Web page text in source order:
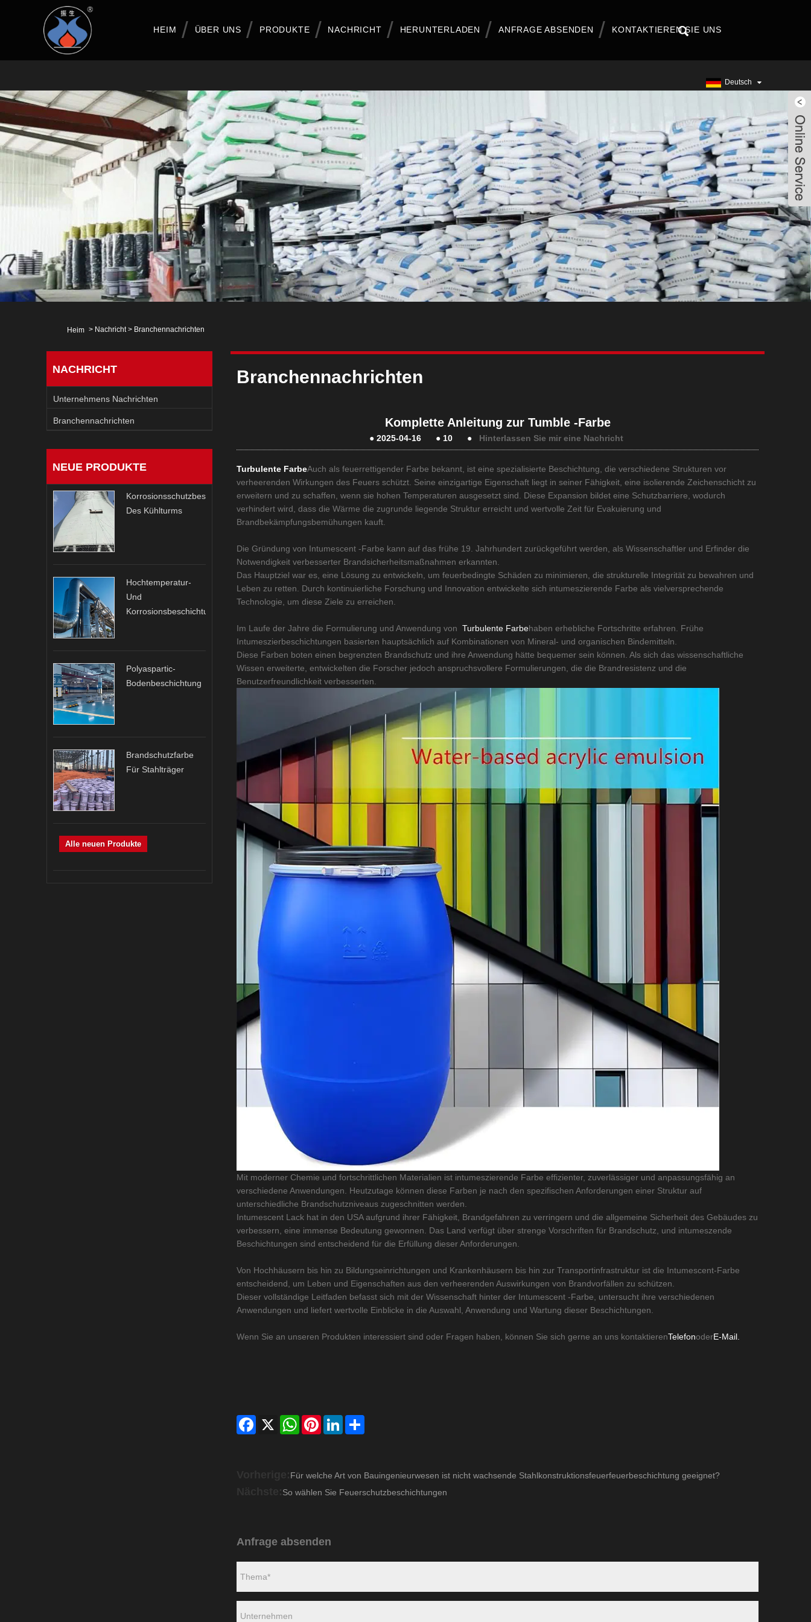
HEIM ÜBER UNS PRODUKTE NACHRICHT HERUNTERLADEN ANFRAGE ABSENDEN KONTAKTIEREN SIE UNS
Deutsch
Heim > Nachricht > Branchennachrichten
NACHRICHT
Unternehmens Nachrichten
Branchennachrichten
NEUE PRODUKTE
Korrosionsschutzbeschichtung
Des Kühlturms
Hochtemperatur-
Und
Korrosionsbeschichtungen
Polyaspartic-
Bodenbeschichtung
Brandschutzfarbe
Für Stahlträger
Alle neuen Produkte
Branchennachrichten
Komplette Anleitung zur Tumble -Farbe
● 2025-04-16 ● 10 ● Hinterlassen Sie mir eine Nachricht
Turbulente FarbeAuch als feuerrettigender Farbe bekannt, ist eine spezialisierte Beschichtung, die verschiedene Strukturen vor
verheerenden Wirkungen des Feuers schützt. Seine einzigartige Eigenschaft liegt in seiner Fähigkeit, eine isolierende Zeichenschicht zu
erweitern und zu schaffen, wenn sie hohen Temperaturen ausgesetzt sind. Diese Expansion bildet eine Schutzbarriere, wodurch
verhindert wird, dass die Wärme die zugrunde liegende Struktur erreicht und wertvolle Zeit für Evakuierung und
Brandbekämpfungsbemühungen kauft.
Die Gründung von Intumescent -Farbe kann auf das frühe 19. Jahrhundert zurückgeführt werden, als Wissenschaftler und Erfinder die
Notwendigkeit verbesserter Brandsicherheitsmaßnahmen erkannten.
Das Hauptziel war es, eine Lösung zu entwickeln, um feuerbedingte Schäden zu minimieren, die strukturelle Integrität zu bewahren und
Leben zu retten. Durch kontinuierliche Forschung und Innovation entwickelte sich intumeszierende Farbe als vielversprechende
Technologie, um diese Ziele zu erreichen.
Im Laufe der Jahre die Formulierung und Anwendung von Turbulente Farbehaben erhebliche Fortschritte erfahren. Frühe
Intumeszierbeschichtungen basierten hauptsächlich auf Kombinationen von Mineral- und organischen Bindemitteln.
Diese Farben boten einen begrenzten Brandschutz und ihre Anwendung hätte bequemer sein können. Als sich das wissenschaftliche
Wissen erweiterte, entwickelten die Forscher jedoch anspruchsvollere Formulierungen, die die Brandresistenz und die
Benutzerfreundlichkeit verbesserten.
Mit moderner Chemie und fortschrittlichen Materialien ist intumeszierende Farbe effizienter, zuverlässiger und anpassungsfähig an
verschiedene Anwendungen. Heutzutage können diese Farben je nach den spezifischen Anforderungen einer Struktur auf
unterschiedliche Brandschutzniveaus zugeschnitten werden.
Intumescent Lack hat in den USA aufgrund ihrer Fähigkeit, Brandgefahren zu verringern und die allgemeine Sicherheit des Gebäudes zu
verbessern, eine immense Bedeutung gewonnen. Das Land verfügt über strenge Vorschriften für Brandschutz, und intumeszende
Beschichtungen sind entscheidend für die Erfüllung dieser Anforderungen.
Von Hochhäusern bis hin zu Bildungseinrichtungen und Krankenhäusern bis hin zur Transportinfrastruktur ist die Intumescent-Farbe
entscheidend, um Leben und Eigenschaften aus den verheerenden Auswirkungen von Brandvorfällen zu schützen.
Dieser vollständige Leitfaden befasst sich mit der Wissenschaft hinter der Intumescent -Farbe, untersucht ihre verschiedenen
Anwendungen und liefert wertvolle Einblicke in die Auswahl, Anwendung und Wartung dieser Beschichtungen.
Wenn Sie an unseren Produkten interessiert sind oder Fragen haben, können Sie sich gerne an uns kontaktierenTelefonoderE-Mail.
Facebook
X WhatsAppPinterestLinkedIn
Für welche Art von Bauingenieurwesen ist nicht wachsende Stahlkonstruktionsfeuerfeuerbeschichtung geeignet?
So wählen Sie Feuerschutzbeschichtungen
Anfrage absenden